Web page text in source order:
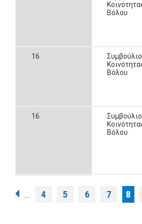
Βόλου
16
Συμβούλιο
Βόλου
16
Συμβούλιο
Βόλου
Σελίδες
… 4 5 6 7 8